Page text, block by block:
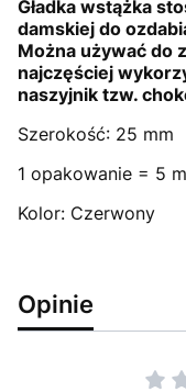
Gładka wstążka
damskiej do
Można używać do
najczęściej
naszyjnik tzw.
Szerokość: 25 mm
1 opakowanie = 5
Kolor: Czerwony
Opinie